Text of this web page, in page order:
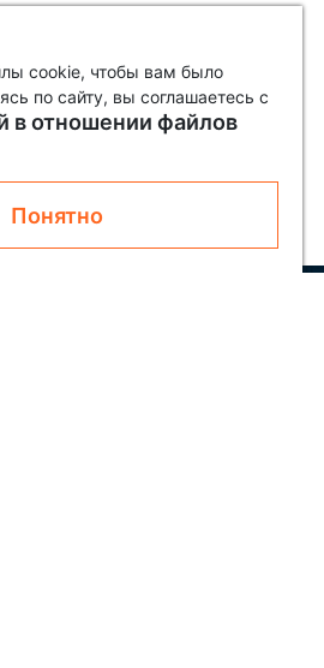
cookie, чтобы вам было
по сайту, вы соглашаетесь с
в отношении файлов
Понятно